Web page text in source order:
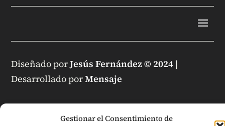
Gestionar el Consentimiento de
Diseñado porJesús Fernández © 2024 |
Desarrollado porMensaje